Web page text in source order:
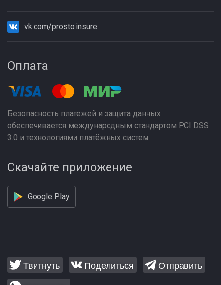
vk.com/prosto.insure
Оплата
Безопасность платежей и защита данных
обеспечивается международным стандартом PCI DSS
3.0 и технологиями платёжных систем.
Скачайте приложение
Google Play
Твитнуть Поделиться
Отправить